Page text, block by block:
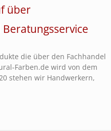
über
die über den Fachhandel
Farben.de wird von dem
stehen wir Handwerkern,